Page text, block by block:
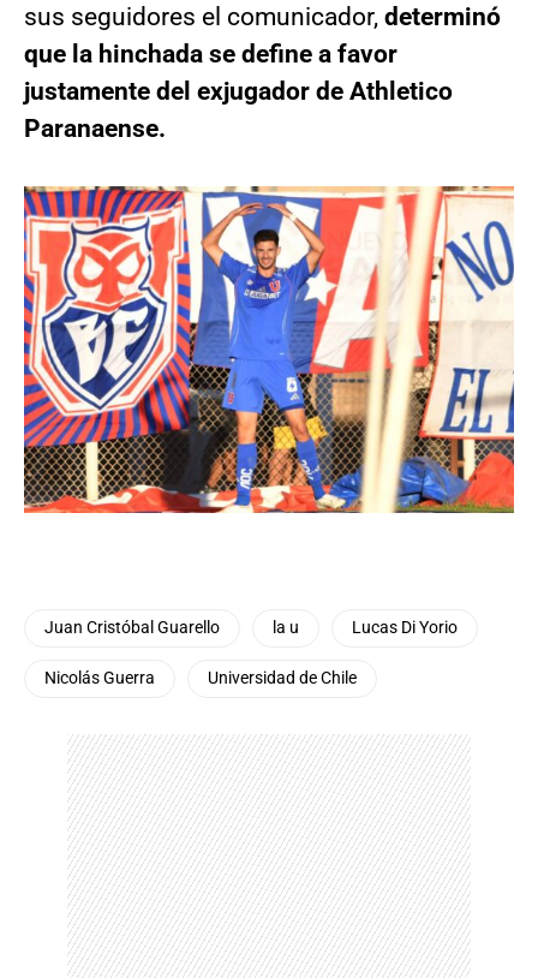
sus seguidores el comunicador, determinó
que la hinchada se define a favor
justamente del exjugador de Athletico
Paranaense.
Juan Cristóbal Guarello la u Lucas Di Yorio
Nicolás Guerra Universidad de Chile